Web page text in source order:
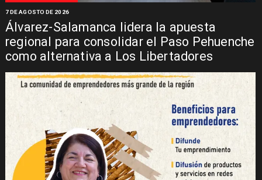
Álvarez-Salamanca lidera la apuesta
regional para consolidar el Paso Pehuenche
como alternativa a Los Libertadores
7 DE AGOSTO DE 2026